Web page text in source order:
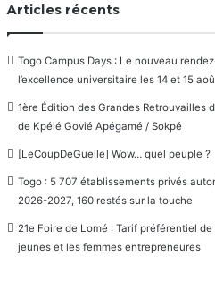
Articles récents
Togo Campus Days : Le nouveau
l’excellence universitaire les 14 et 15
1ère Édition des Grandes Retrouvailles
de Kpélé Govié Apégamé / Sokpé
[LeCoupDeGuelle] Wow… quel peuple ?
Togo : 5 707 établissements privés
2026-2027, 160 restés sur la touche
21e Foire de Lomé : Tarif préférentiel
jeunes et les femmes entrepreneures